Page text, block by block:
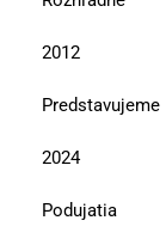
2012
Predstavujeme
2024
Podujatia